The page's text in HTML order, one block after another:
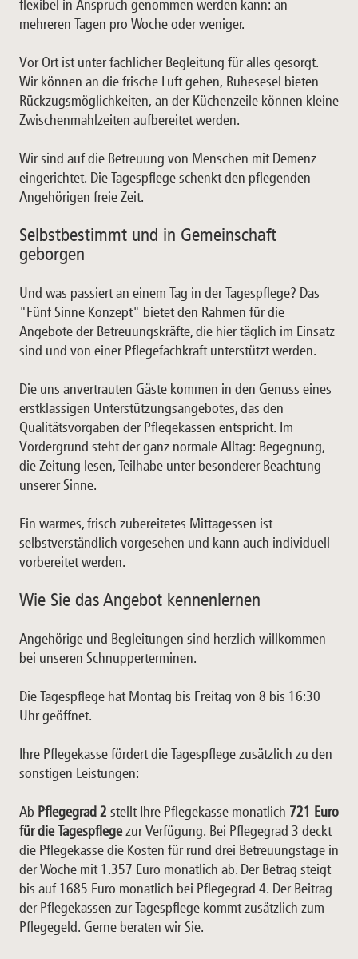
flexibel in Anspruch genommen werden kann: an
mehreren Tagen pro Woche oder weniger.
Vor Ort ist unter fachlicher Begleitung für alles gesorgt.
Wir können an die frische Luft gehen, Ruhesesel bieten
Rückzugsmöglichkeiten, an der Küchenzeile können kleine
Zwischenmahlzeiten aufbereitet werden.
Wir sind auf die Betreuung von Menschen mit Demenz
eingerichtet. Die Tagespflege schenkt den pflegenden
Angehörigen freie Zeit.
Selbstbestimmt und in Gemeinschaft
geborgen
Und was passiert an einem Tag in der Tagespflege? Das
"Fünf Sinne Konzept" bietet den Rahmen für die
Angebote der Betreuungskräfte, die hier täglich im Einsatz
sind und von einer Pflegefachkraft unterstützt werden.
Die uns anvertrauten Gäste kommen in den Genuss eines
erstklassigen Unterstützungsangebotes, das den
Qualitätsvorgaben der Pflegekassen entspricht. Im
Vordergrund steht der ganz normale Alltag: Begegnung,
die Zeitung lesen, Teilhabe unter besonderer Beachtung
unserer Sinne.
Ein warmes, frisch zubereitetes Mittagessen ist
selbstverständlich vorgesehen und kann auch individuell
vorbereitet werden.
Wie Sie das Angebot kennenlernen
Angehörige und Begleitungen sind herzlich willkommen
bei unseren Schnupperterminen.
Die Tagespflege hat Montag bis Freitag von 8 bis 16:30
Uhr geöffnet.
Ihre Pflegekasse fördert die Tagespflege zusätzlich zu den
sonstigen Leistungen:
Ab Pflegegrad 2 stellt Ihre Pflegekasse monatlich 721 Euro
für die Tagespflegezur Verfügung. Bei Pflegegrad 3 deckt
die Pflegekasse die Kosten für rund drei Betreuungstage in
der Woche mit 1.357 Euro monatlich ab. Der Betrag steigt
bis auf 1685 Euro monatlich bei Pflegegrad 4. Der Beitrag
der Pflegekassen zur Tagespflege kommt zusätzlich zum
Pflegegeld. Gerne beraten wir Sie.